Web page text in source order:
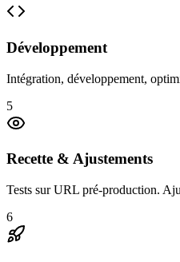
Développement
Intégration, développement,
5
Recette & Ajustements
Tests sur URL pré-production.
6